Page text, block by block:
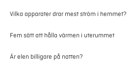
Vilka apparater drar mest ström i hemmet?
Fem sätt att hålla värmen i uterummet
Är elen billigare på natten?